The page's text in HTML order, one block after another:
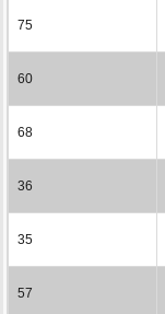
75
60
68
36
35
57